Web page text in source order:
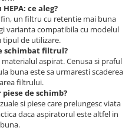
ce aleg?
un filtru cu retentie mai buna
varianta compatibila cu modelul
tipul de utilizare.
schimbat filtrul?
aspirat. Cenusa si praful
buna este sa urmaresti scaderea
filtrului.
de schimb?
si piese care prelungesc viata
daca aspiratorul este altfel in